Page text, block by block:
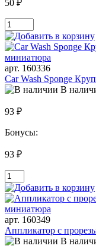
50 ₽
арт. 160336
Car Wash Sponge
В
93 ₽
Бонусы:
93 ₽
арт. 160349
Аппликатор с
В